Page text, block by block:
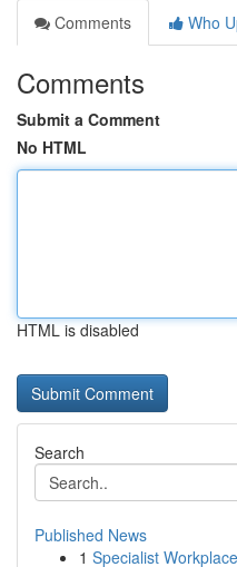
Comments
Who
Comments
Submit a Comment
No HTML
HTML is disabled
Search
Published News
1 Specialist